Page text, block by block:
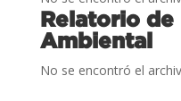
Relatorio de
Ambiental
No se encontró el